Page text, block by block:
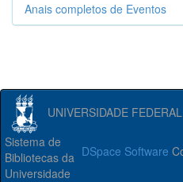
Anais completos de Eventos
UNIVERSIDADE
DSpace Software
Sistema de
Bibliotecas da
Universidade